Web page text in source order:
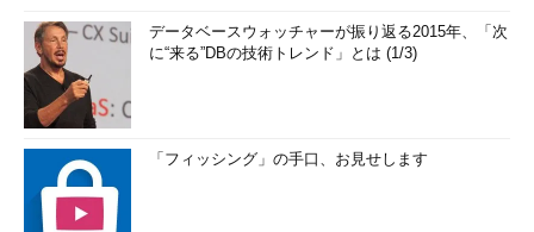
データベースウォッチャーが振り返る2015年、「次
に“来る”DBの技術トレンド」とは (1/3)
「フィッシング」の手口、お見せします